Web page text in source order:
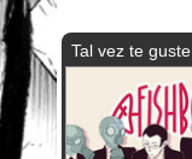
Tal vez te guste